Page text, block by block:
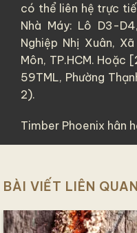
có thể liên hệ trực
Nhà Máy: Lô D3-
Nghiệp Nhị Xuân,
Môn, TP.HCM. Hoặc
59TML, Phường
2).
Timber Phoenix hân
BÀI VIẾT LIÊN QUAN